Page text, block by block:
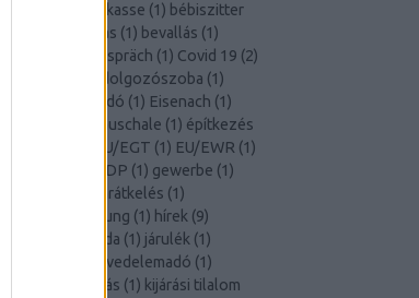
Baulohnkasse (1) bébiszitter
beruházás (1) bevallás (1)
Bewerbungsgespräch (1) Covid 19 (2)
dolgozószoba (1)
egyházi adó (1) Eisenach (1)
Entfernungspauschale (1) építkezés
EU/EGT (1) EU/EWR (1)
GDP (1) gewerbe (1)
határátkelés (1)
Dienstleistung (1) hírek (9)
iroda (1) járulék (1)
jövedelemadó (1)
kettős háztartás (1) kijárási tilalom